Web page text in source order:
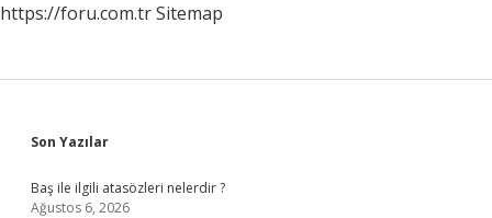
https://foru.com.trSitemap
Sidebar
Son Yazılar
Baş ile ilgili atasözleri nelerdir ?
Ağustos 6, 2026